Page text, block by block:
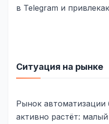
SEO-продвижение и
Юзабилити-аудит сайта
в Telegram и
Ситуация на рынке
Рынок автоматизации
активно растёт: